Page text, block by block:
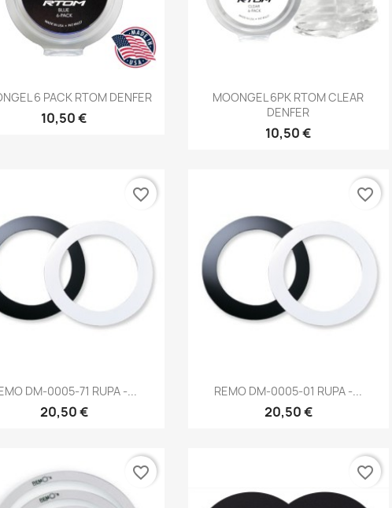
Brzi pregled
6 PACK RTOM DENFER
10,50 €
Brzi pregled
MOONGEL 6PK RTOM CLEAR
DENFER
10,50 €
Brzi pregled
DM-0005-71 RUPA -...
20,50 €
favorite_border
Brzi pregled
REMO DM-0005-01 RUPA -...
20,50 €
favorite_border
favorite_border favorite_border